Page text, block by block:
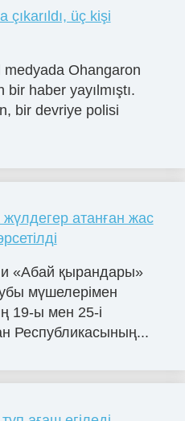
üç kişi
Ohangaron
haber yayılmıştı.
bir devriye polisi
атанған жас
«Абай қырандары»
мүшелерімен
19-ы мен 25-і
Республикасының...